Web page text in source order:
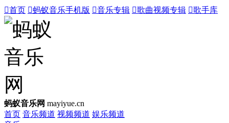
首页 蚂蚁音乐手机版 音乐专辑 歌曲视频专辑 歌手库
蚂蚁音乐网 mayiyue.cn
首页 音乐频道 视频频道 娱乐频道